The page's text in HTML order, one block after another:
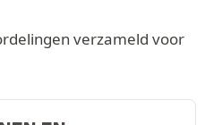
verzameld voor